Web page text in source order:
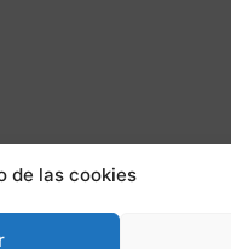
de las cookies